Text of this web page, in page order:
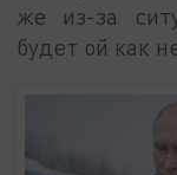
же из-за
будет ой как